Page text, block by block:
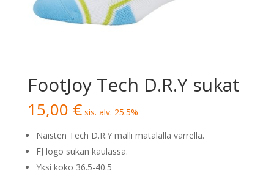
FootJoy Tech D.R.Y sukat
15,00 € sis. alv. 25.5%
Naisten Tech D.R.Y malli matalalla varrella.
FJ logo sukan kaulassa.
Yksi koko 36.5-40.5